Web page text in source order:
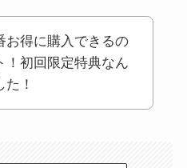
お得に購入できるの
！初回限定特典なん
！